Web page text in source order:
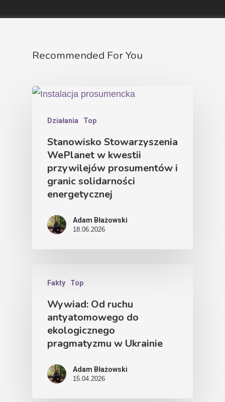
Recommended For You
Działania Top
Stanowisko Stowarzyszenia
WePlanet w kwestii
przywilejów prosumentów i
granic solidarności
energetycznej
Adam Błażowski
18.06.2026
Fakty Top
Wywiad: Od ruchu
antyatomowego do
ekologicznego
pragmatyzmu w Ukrainie
Adam Błażowski
15.04.2026